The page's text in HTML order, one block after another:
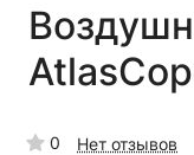
0 Нет отзывов